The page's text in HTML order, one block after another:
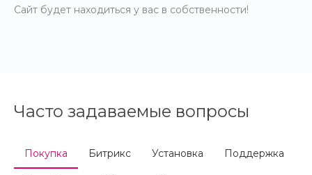
Сайт будет находиться у вас в собственности!
Часто задаваемые вопросы
Покупка Битрикс Установка Поддержка